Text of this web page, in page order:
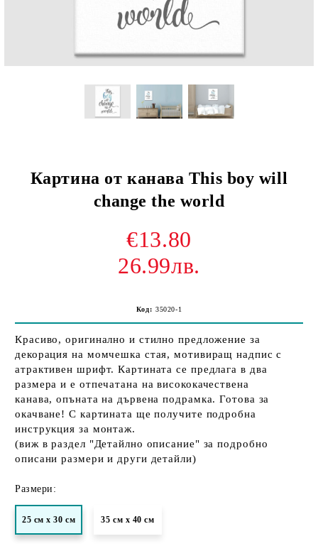
Картина от канава This boy will
change the world
€13.80
26.99лв.
Код: 35020-1
Красиво, оригинално и стилно предложение за
декорация на момчешка стая, мотивиращ надпис с
атрактивен шрифт. Картината се предлага в два
размера и е отпечатана на висококачествена
канава, опъната на дървена подрамка. Готова за
окачване! С картината ще получите подробна
инструкция за монтаж.
(виж в раздел "Детайлно описание" за подробно
описани размери и други детайли)
Размери:
25 см х 30 см 35 см х 40 см